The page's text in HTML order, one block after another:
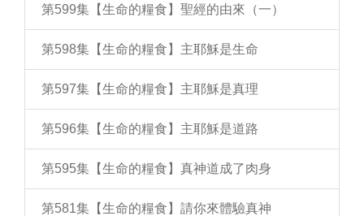
第599集【生命的糧食】聖經的由來（一）
第598集【生命的糧食】主耶穌是生命
第597集【生命的糧食】主耶穌是真理
第596集【生命的糧食】主耶穌是道路
第595集【生命的糧食】真神道成了肉身
第581集【生命的糧食】請你來體驗真神